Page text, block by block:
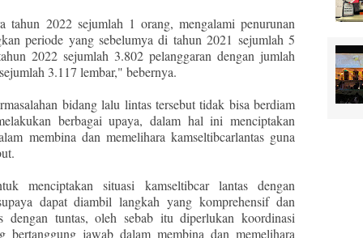
tahun 2022 sejumlah 1 orang, mengalami penurunan
periode yang sebelumya di tahun 2021 sejumlah 5
2022 sejumlah 3.802 pelanggaran dengan jumlah
3.117 lembar," bebernya.
bidang lalu lintas tersebut tidak bisa berdiam
berbagai upaya, dalam hal ini menciptakan
membina dan memelihara kamseltibcarlantas guna
menciptakan situasi kamseltibcar lantas dengan
dapat diambil langkah yang komprehensif dan
dengan tuntas, oleh sebab itu diperlukan koordinasi
bertanggung jawab dalam membina dan memelihara